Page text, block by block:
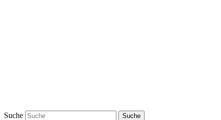
Suche